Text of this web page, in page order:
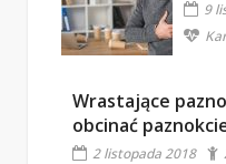
9
Wrastające
obcinać
2 listopada 2018